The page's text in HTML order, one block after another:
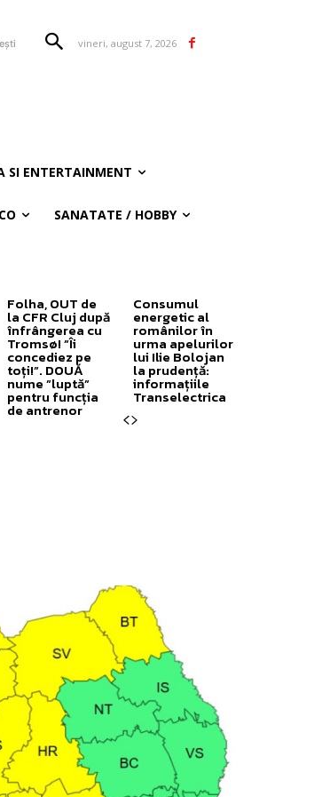
vineri, august 7, 2026
SI ENTERTAINMENT
SANATATE / HOBBY
Folha, OUT de
la CFR Cluj după
înfrângerea cu
Tromsø! ”Îi
concediez pe
toți!”. DOUĂ
nume ”luptă”
pentru funcția
de antrenor
Consumul
energetic al
românilor în
urma apelurilor
lui Ilie Bolojan
la prudență:
informațiile
Transelectrica